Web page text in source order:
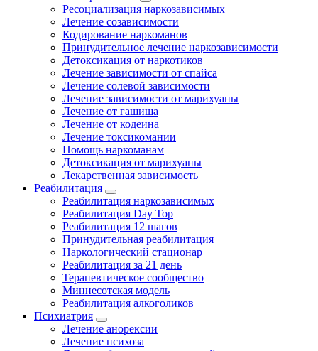
Ресоциализация наркозависимых
Лечение созависимости
Кодирование наркоманов
Принудительное лечение наркозависимости
Детоксикация от наркотиков
Лечение зависимости от спайса
Лечение солевой зависимости
Лечение зависимости от марихуаны
Лечение от гашиша
Лечение от кодеина
Лечение токсикомании
Помощь наркоманам
Детоксикация от марихуаны
Лекарственная зависимость
Реабилитация
Реабилитация наркозависимых
Реабилитация Day Top
Реабилитация 12 шагов
Принудительная реабилитация
Наркологический стационар
Реабилитация за 21 день
Терапевтическое сообщество
Миннесотская модель
Реабилитация алкоголиков
Психиатрия
Лечение анорексии
Лечение психоза